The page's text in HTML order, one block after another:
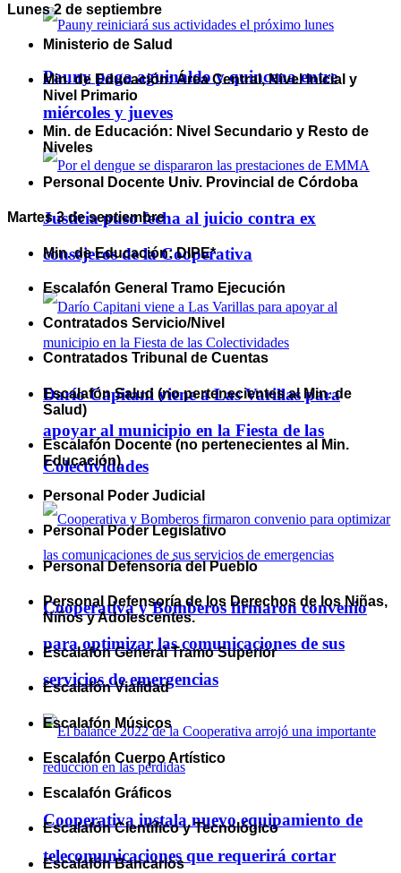
Pauny paga aguinaldo y quincena entre
miércoles y jueves
Justicia puso fecha al juicio contra ex
consejeros de la Cooperativa
Darío Capitani viene a Las Varillas para
apoyar al municipio en la Fiesta de las
Colectividades
Cooperativa y Bomberos firmaron convenio
para optimizar las comunicaciones de sus
servicios de emergencias
Cooperativa instala nuevo equipamiento de
telecomunicaciones que requerirá cortar
Lunes 2 de septiembre
Ministerio de Salud
Min. de Educación: Área Central, Nivel Inicial y
Nivel Primario
Min. de Educación: Nivel Secundario y Resto de
Niveles
Personal Docente Univ. Provincial de Córdoba
Martes 3 de septiembre
Min. de Educación: DIPE*
Escalafón General Tramo Ejecución
Contratados Servicio/Nivel
Contratados Tribunal de Cuentas
Escalafón Salud (no pertenecientes al Min. de
Salud)
Escalafón Docente (no pertenecientes al Min.
Educación)
Personal Poder Judicial
Personal Poder Legislativo
Personal Defensoría del Pueblo
Personal Defensoría de los Derechos de los Niñas,
Niños y Adolescentes.
Escalafón General Tramo Superior
Escalafón Vialidad
Escalafón Músicos
Escalafón Cuerpo Artístico
Escalafón Gráficos
Escalafón Científico y Tecnológico
Escalafón Bancarios